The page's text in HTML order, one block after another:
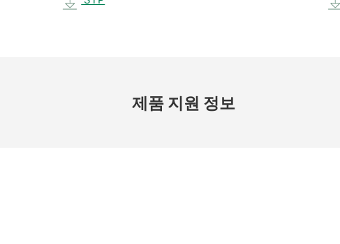
제품 지원 정보